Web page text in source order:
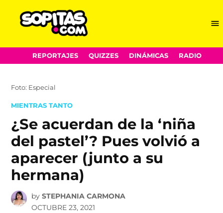
Skip
to
REPORTAJES QUIZZES DINÁMICAS RADIO
Foto: Especial
POSTED
MIENTRAS TANTO
¿Se acuerdan de la ‘niña
del pastel’? Pues volvió a
aparecer (junto a su
hermana)
by STEPHANIA CARMONA
OCTUBRE 23, 2021